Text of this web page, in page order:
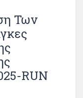
Των
RUN